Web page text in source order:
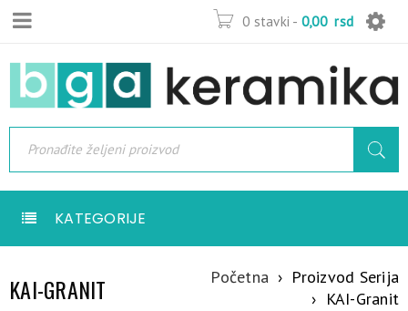
0 stavki - 0,00 rsd
KATEGORIJE
KAI-GRANIT Početna › Proizvod Serija
› KAI-Granit